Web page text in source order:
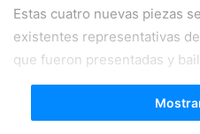
Estas cuatro nuevas piezas
existentes representativas
que fueron presentadas y